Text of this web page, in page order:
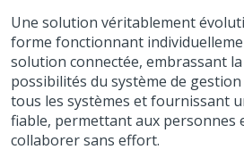
Une solution véritablement
forme fonctionnant
solution connectée, embrassant
possibilités du système de
tous les systèmes et fournissant
fiable, permettant aux personnes
collaborer sans effort.